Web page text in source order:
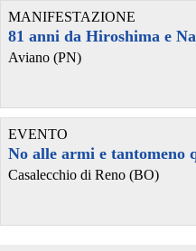
#Cronaca #Moretti #
MANIFESTAZIONE
81 anni da Hiroshima e
Aviano (PN)
EVENTO
No alle armi e tantomeno
Casalecchio di Reno (BO)